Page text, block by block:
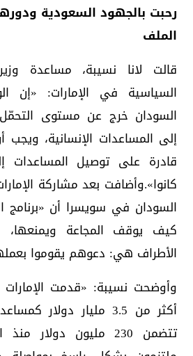
رحبت بالجهود السعودية
الملف
قالت لانا نسيبة، مساعدة
السياسية في الإمارات: «إن
السودان خرج عن مستوى
إلى المساعدات الإنسانية، ويجب
قادرة على توصيل المساعدات
كانوا».وأضافت بعد مشاركة
السودان في سويسرا أن «برنامج
كيف يوقف المجاعة ويمنعها،
الأطراف هي: دعوهم يقوموا
وأوضحت نسيبة: «قدمت
أكثر من 3.5 مليار دولار
تتضمن 230 مليون دولار